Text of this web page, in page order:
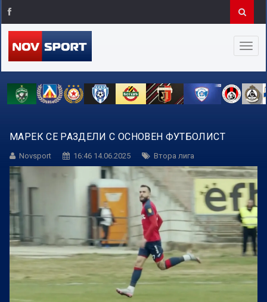
МАРЕК СЕ РАЗДЕЛИ С ОСНОВЕН ФУТБОЛИСТ
Novsport 16:46 14.06.2025 Втора лига